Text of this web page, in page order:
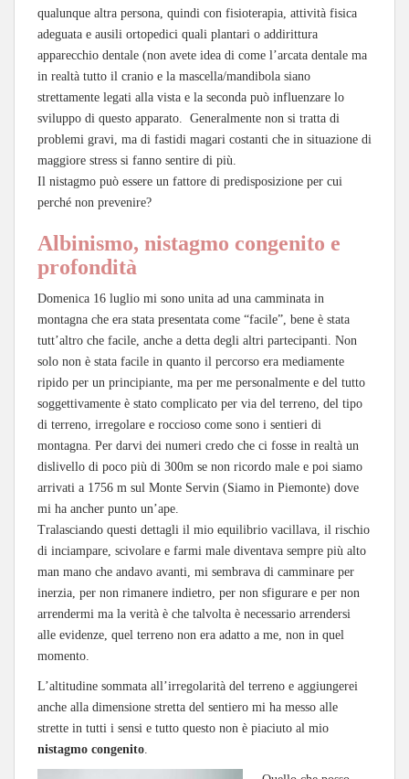
qualunque altra persona, quindi con fisioterapia, attività fisica
adeguata e ausili ortopedici quali plantari o addirittura
apparecchio dentale (non avete idea di come l’arcata dentale ma
in realtà tutto il cranio e la mascella/mandibola siano
strettamente legati alla vista e la seconda può influenzare lo
sviluppo di questo apparato. Generalmente non si tratta di
problemi gravi, ma di fastidi magari costanti che in situazione di
maggiore stress si fanno sentire di più.
Il nistagmo può essere un fattore di predisposizione per cui
perché non prevenire?
Albinismo, nistagmo congenito e
profondità
Domenica 16 luglio mi sono unita ad una camminata in
montagna che era stata presentata come “facile”, bene è stata
tutt’altro che facile, anche a detta degli altri partecipanti. Non
solo non è stata facile in quanto il percorso era mediamente
ripido per un principiante, ma per me personalmente e del tutto
soggettivamente è stato complicato per via del terreno, del tipo
di terreno, irregolare e roccioso come sono i sentieri di
montagna. Per darvi dei numeri credo che ci fosse in realtà un
dislivello di poco più di 300m se non ricordo male e poi siamo
arrivati a 1756 m sul Monte Servin (Siamo in Piemonte) dove
mi ha ancher punto un’ape.
Tralasciando questi dettagli il mio equilibrio vacillava, il rischio
di inciampare, scivolare e farmi male diventava sempre più alto
man mano che andavo avanti, mi sembrava di camminare per
inerzia, per non rimanere indietro, per non sfigurare e per non
arrendermi ma la verità è che talvolta è necessario arrendersi
alle evidenze, quel terreno non era adatto a me, non in quel
momento.
L’altitudine sommata all’irregolarità del terreno e aggiungerei
anche alla dimensione stretta del sentiero mi ha messo alle
strette in tutti i sensi e tutto questo non è piaciuto al mio
nistagmo congenito